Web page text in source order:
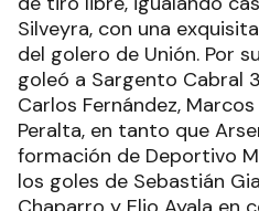
Silveyra, con una
del golero de Unión. Por
goleó a Sargento Cabral
Carlos Fernández,
Peralta, en tanto que
formación de Deportivo
los goles de Sebastián